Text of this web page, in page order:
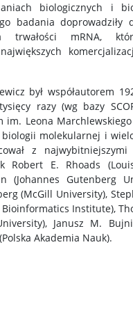
biologicznych i
badania doprowadziły
trwałości mRNA,
był współautorem
razy (wg bazy
im. Leona
molekularnej i
z najwybitniejszymi
Robert E. Rhoads
(Johannes Gutenberg
(McGill University),
Institute),
Janusz M.
Akademia Nauk).